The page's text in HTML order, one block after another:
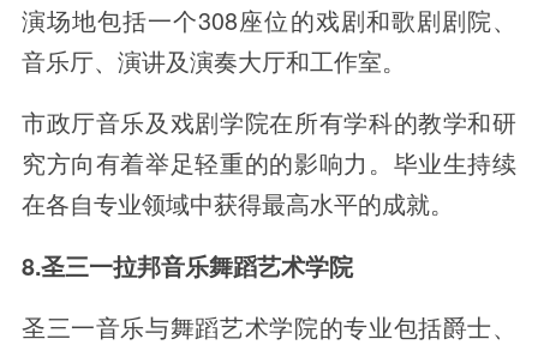
演场地包括一个308座位的戏剧和歌剧剧院、
音乐厅、演讲及演奏大厅和工作室。
市政厅音乐及戏剧学院在所有学科的教学和研
究方向有着举足轻重的的影响力。毕业生持续
在各自专业领域中获得最高水平的成就。
8.圣三一拉邦音乐舞蹈艺术学院
圣三一音乐与舞蹈艺术学院的专业包括爵士、